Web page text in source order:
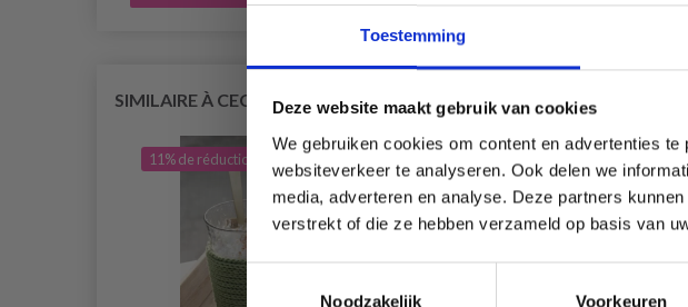
Toestemming
Deze website maakt gebruik van cookies
We gebruiken cookies om content en advertenties
websiteverkeer te analyseren. Ook delen we
media, adverteren en analyse. Deze partners
verstrekt of die ze hebben verzameld op basis van
Noodzakelijk
Voorkeuren
SIMILAIRE À CECI
11% de réduction
offres